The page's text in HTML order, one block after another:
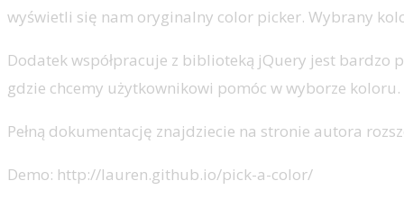
wyświetli się nam oryginalny color picker. Wybrany
Dodatek współpracuje z biblioteką jQuery jest
gdzie chcemy użytkownikowi pomóc w wyborze koloru.
Pełną dokumentację znajdziecie na stronie autora
Demo: http://lauren.github.io/pick-a-color/